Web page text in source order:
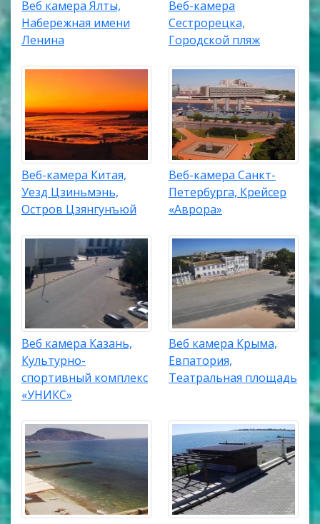
Веб камера Ялты,
Набережная имени
Ленина
Веб-камера
Сестрорецка,
Городской пляж
Веб-камера Китая,
Уезд Цзиньмэнь,
Остров Цзянгунъюй
Веб-камера Санкт-
Петербурга, Крейсер
«Аврора»
Веб камера Казань,
Культурно-
спортивный комплекс
«УНИКС»
Веб камера Крыма,
Евпатория,
Театральная площадь